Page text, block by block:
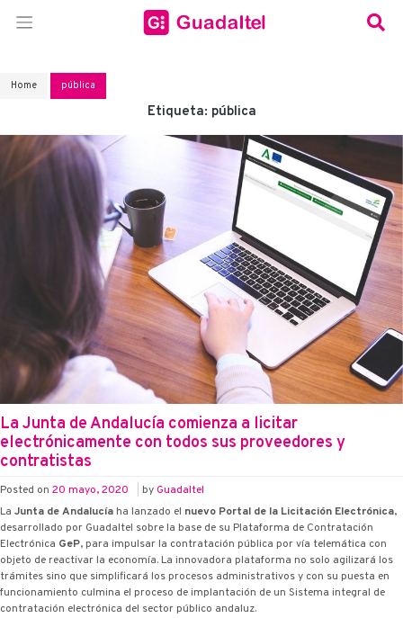
Home pública
Etiqueta: pública
La Junta de Andalucía comienza a licitar
electrónicamente con todos sus proveedores y
contratistas
Posted on 20 mayo, 2020 by Guadaltel
La Junta de Andalucía ha lanzado el nuevo Portal de la Licitación Electrónica,
desarrollado por Guadaltel sobre la base de su Plataforma de Contratación
Electrónica G·eP, para impulsar la contratación pública por vía telemática con
objeto de reactivar la economía. La innovadora plataforma no solo agilizará los
trámites sino que simplificará los procesos administrativos y con su puesta en
funcionamiento culmina el proceso de implantación de un Sistema integral de
contratación electrónica del sector público andaluz.